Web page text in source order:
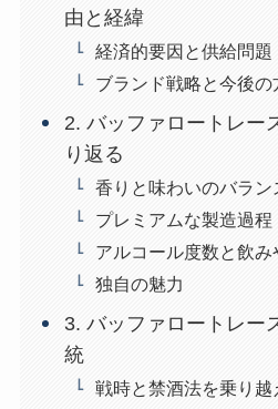
由と経緯
経済的要因と供給問題
ブランド戦略と今後の
2. バッファロートレー
り返る
香りと味わいのバラン
プレミアムな製造過程
アルコール度数と飲み
独自の魅力
3. バッファロートレー
統
戦時と禁酒法を乗り越